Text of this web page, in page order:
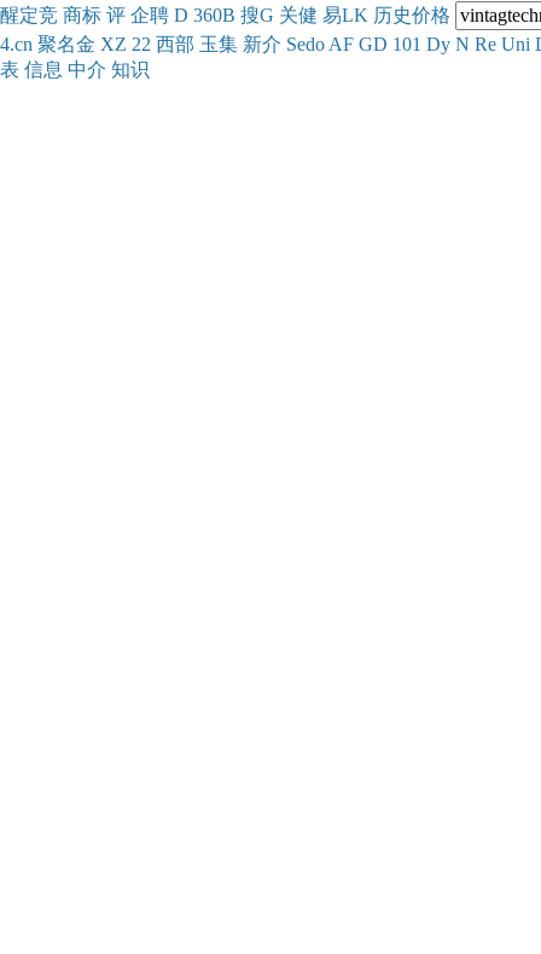
醒定竞 商标 评 企聘 D 360B 搜G 关健 易LK 历史价格
4.cn 聚名金 XZ 22 西部 玉集 新介 Sedo AF GD 101 Dy N Re Uni
表 信息 中介 知识